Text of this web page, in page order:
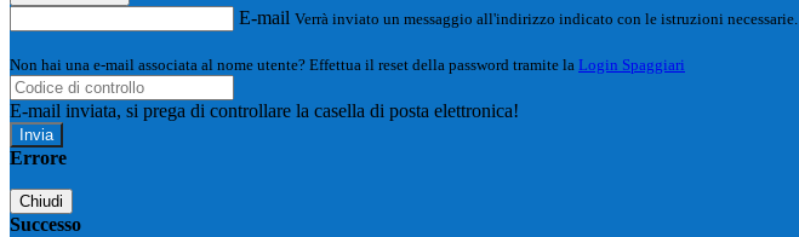
E-mail Verrà inviato un messaggio all'indirizzo indicato con le istruzioni necessarie.
Non hai una e-mail associata al nome utente? Effettua il reset della password tramite la Login Spaggiari
E-mail inviata, si prega di controllare la casella di posta elettronica!
Errore
Chiudi
Successo